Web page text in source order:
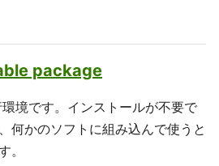
package
境です。インストールが不要で
何かのソフトに組み込んで使うと
。